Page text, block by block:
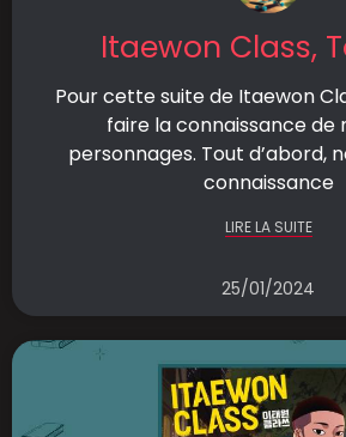
Itaewon Class,
Pour cette suite de Itaewon
faire la connaissance de
personnages. Tout d’abord,
connaissance
LIRE LA SUITE
25/01/2024